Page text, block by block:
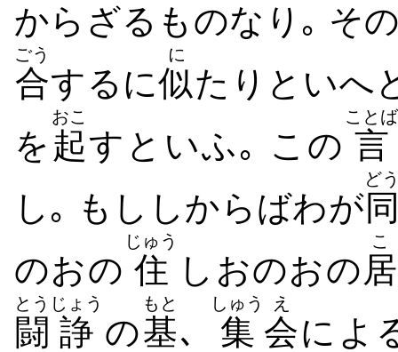
からざるものなり｡ そ
合
ごう
するに似
に
たりといへ
を 起
おこ
すといふ｡ この 言
ことば
し｡ もししからばわが
ど
のおの 住
じゅう
しおのおの居
こ
闘
とう
諍
じょう
の基
もと
､ 集
しゅう
会
え
によ